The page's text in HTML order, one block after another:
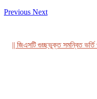
Previous Next
|| জিএসটি গুচ্ছভুক্ত সমন্বিত ভর্তি